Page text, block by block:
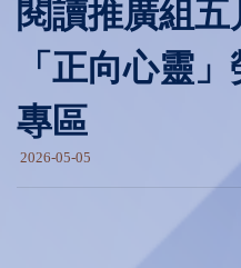
閱讀推廣組五
「正向心靈
專區
2026-05-05